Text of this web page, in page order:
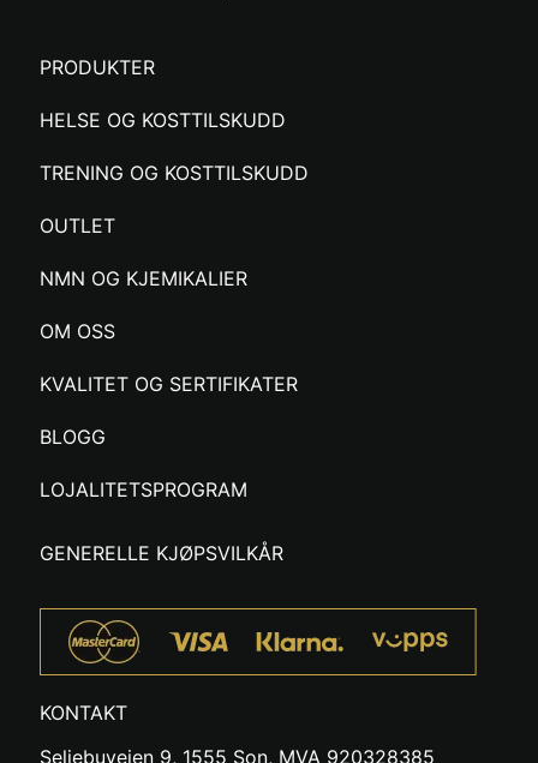
PRODUKTER
HELSE OG KOSTTILSKUDD
TRENING OG KOSTTILSKUDD
OUTLET
NMN OG KJEMIKALIER
OM OSS
KVALITET OG SERTIFIKATER
BLOGG
LOJALITETSPROGRAM
GENERELLE KJØPSVILKÅR
KONTAKT
Seljebuveien 9, 1555 Son, MVA 920328385